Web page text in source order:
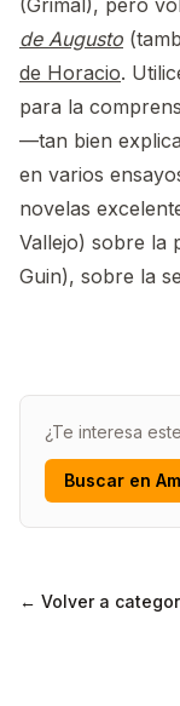
de Augusto
de Horacio.
para la
—tan bien
en varios
novelas
Vallejo) sobre la
Guin), sobre la
¿Te interesa
Buscar en
← Volver a